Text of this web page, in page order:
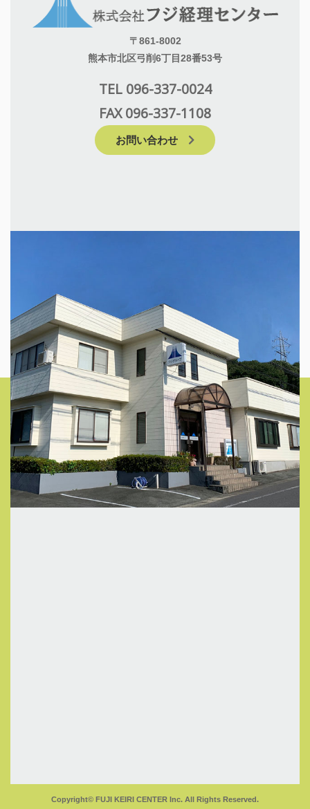
〒861-8002
熊本市北区弓削6丁目28番53号
TEL 096-337-0024
FAX 096-337-1108
お問い合わせ
Copyright© FUJI KEIRI CENTER Inc. All Rights Reserved.